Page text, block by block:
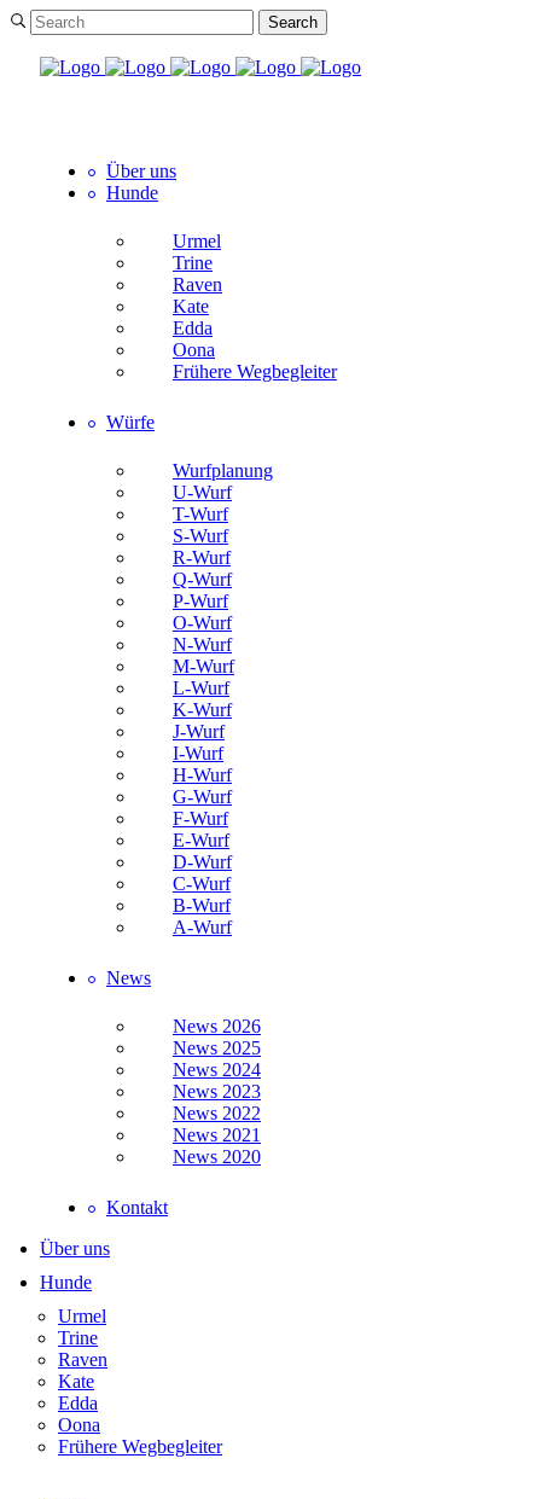
Über uns
Hunde
Urmel
Trine
Raven
Kate
Edda
Oona
Frühere Wegbegleiter
Würfe
Wurfplanung
U-Wurf
T-Wurf
S-Wurf
R-Wurf
Q-Wurf
P-Wurf
O-Wurf
N-Wurf
M-Wurf
L-Wurf
K-Wurf
J-Wurf
I-Wurf
H-Wurf
G-Wurf
F-Wurf
E-Wurf
D-Wurf
C-Wurf
B-Wurf
A-Wurf
News
News 2026
News 2025
News 2024
News 2023
News 2022
News 2021
News 2020
Kontakt
Über uns
Hunde
Urmel
Trine
Raven
Kate
Edda
Oona
Frühere Wegbegleiter